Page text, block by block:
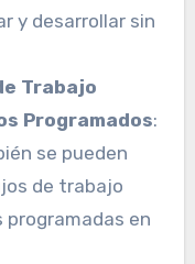
y desarrollar sin
Trabajo
Programados:
se pueden
de trabajo
en